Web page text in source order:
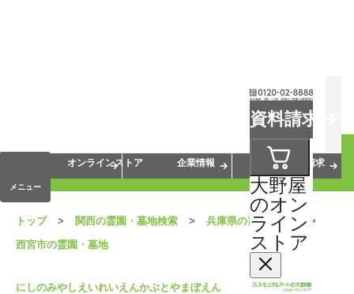
資料請求
大野屋
のオン
ライン
ストア
メニュー
会員サービス
オンラインストア
企業情報 資料請求
トップ 関西の霊園・墓地検索
兵庫県の霊園・墓地
西宮市の霊園・墓地
にしのみやしえいれいえんかぶとやまぼえん